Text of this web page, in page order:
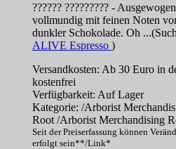
?????? ????????? -
vollmundig mit feinen Noten
dunkler Schokolade. Oh
ALIVE Espresso )
Versandkosten: Ab 30 Euro in
kostenfrei
Verfügbarkeit: Auf Lager
Kategorie: /Arborist
Root /Arborist Merchandising
Seit der Preiserfassung können
erfolgt sein**/Link*